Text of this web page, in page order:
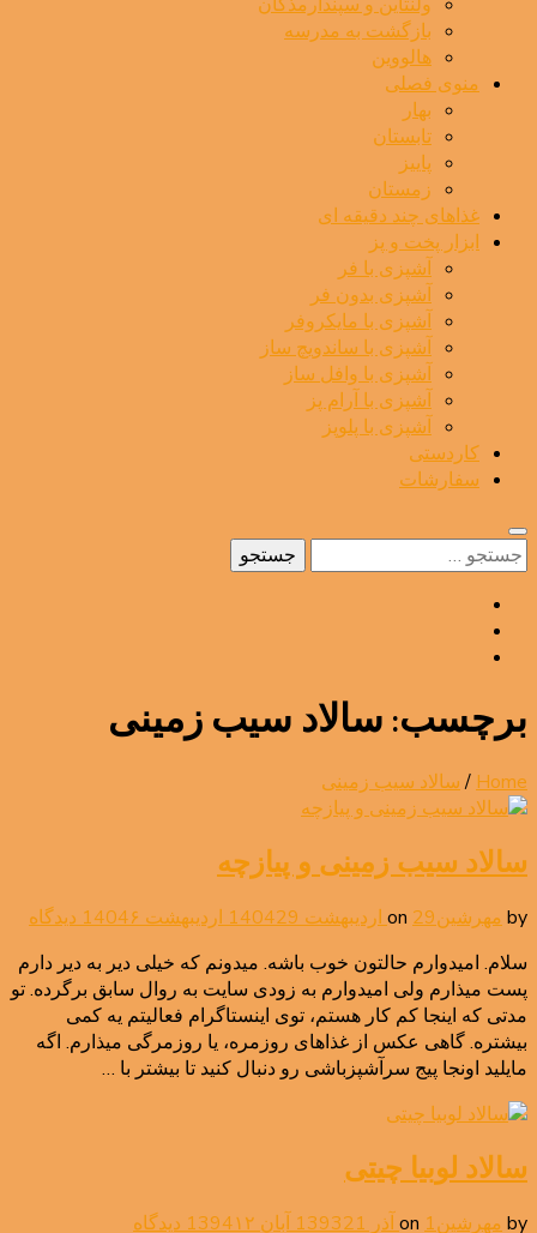
بازگشت به مدرسه
هالووین
منوی فصلی
بهار
تابستان
پاییز
زمستان
غذاهای چند دقیقه ای
ابزار پخت و پز
آشپزی با فر
آشپزی بدون فر
آشپزی با مایکروفر
آشپزی با ساندویچ ساز
آشپزی با وافل ساز
آشپزی با آرام پز
آشپزی با پلوپز
کاردستی
سفارشات
جستجو
برای:
برچسب: سالاد سیب زمینی
Home
/ سالاد سیب زمینی
سالاد سیب زمینی و پیازچه
by مهرشین on 29 اردیبهشت 1404 29 اردیبهشت 1404 ۶ دیدگاه
سلام. امیدوارم حالتون خوب باشه. میدونم که خیلی دیر به دیر دارم
پست میذارم ولی امیدوارم به زودی سایت به روال سابق برگرده. تو
مدتی که اینجا کم کار هستم، توی اینستاگرام فعالیتم یه کمی
بیشتره. گاهی عکس از غذاهای روزمره، یا روزمرگی میذارم. اگه
مایلید اونجا پیج سرآشپزباشی رو دنبال کنید تا بیشتر با …
سالاد لوبیا چیتی
by مهرشین on 1 آذر 1393 21 آبان 1394 ۱۲ دیدگاه